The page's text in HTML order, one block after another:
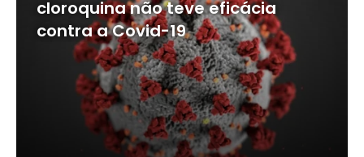
cloroquina não teve eficácia
contra a Covid-19